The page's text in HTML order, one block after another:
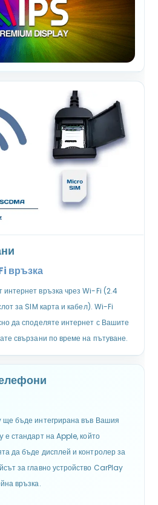
връзка
интернет връзка чрез Wi-Fi (2.4
за SIM карта и кабел). Wi-Fi
да споделяте интернет с Вашите
свързани по време на пътуване.
бъде интегрирана във Вашия
стандарт на Apple, който
да бъде дисплей и контролер за
за главно устройство CarPlay
връзка.